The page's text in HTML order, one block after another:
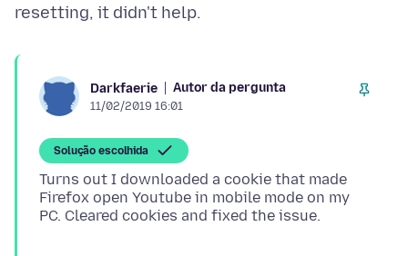
Darkfaerie Autor da pergunta
11/02/2019 16:01
Solução escolhida
Turns out I downloaded a cookie that made
Firefox open Youtube in mobile mode on my